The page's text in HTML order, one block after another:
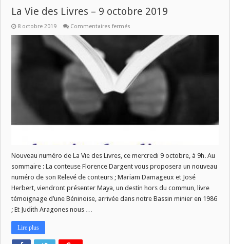
La Vie des Livres – 9 octobre 2019
8 octobre 2019 Commentaires fermés
Livres
–
octobre
2019
Nouveau numéro de La Vie des Livres, ce mercredi 9 octobre, à 9h. Au
sommaire : La conteuse Florence Dargent vous proposera un nouveau
numéro de son Relevé de conteurs ; Mariam Damageux et José
Herbert, viendront présenter Maya, un destin hors du commun, livre
témoignage d’une Béninoise, arrivée dans notre Bassin minier en 1986
; Et Judith Aragones nous …
Lire plus